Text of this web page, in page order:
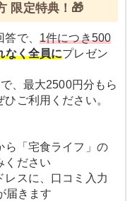
限定特典！🎁
で、 1件につき500
なく全員にプレゼン
、最大2500円分もら
ご利用ください。
ら「宅食ライフ」の
ください
レスに、口コミ入力
届きます